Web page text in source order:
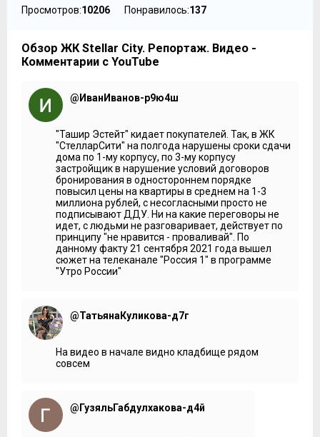
Просмотров:10206 Понравилось:137
Обзор ЖК Stellar City. Репортаж. Видео -
Комментарии с YouTube
@ИванИванов-р9ю4ш
"Ташир Эстейт" кидает покупателей. Так, в ЖК
"СтелларСити" на полгода нарушены сроки сдачи
дома по 1-му корпусу, по 3-му корпусу
застройщик в нарушение условий договоров
бронирования в одностороннем порядке
повысил цены на квартиры в среднем на 1-3
миллиона рублей, с несогласными просто не
подписывают ДДУ. Ни на какие переговоры не
идет, с людьми не разговаривает, действует по
принципу "не нравится - проваливай". По
данному факту 21 сентября 2021 года вышел
сюжет на телеканале "Россия 1" в программе
"Утро России"
@ТатьянаКуликова-д7г
На видео в начале видно кладбище рядом
совсем
@ГузяльГабдулхакова-д4й